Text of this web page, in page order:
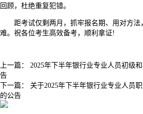
回顾，杜绝重复犯错。
距考试仅剩两月，抓牢报名期、用对方法
难。祝各位考生高效备考，顺利拿证!
上一篇： 2025年下半年银行业专业人员初级
告
下一篇： 关于2025年下半年银行业专业人员
的公告